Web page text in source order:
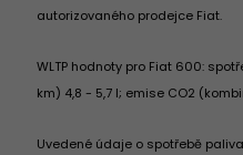
autorizovaného prodejce Fiat.
WLTP hodnoty pro Fiat 600:
km) 4,8 - 5,7 l; emise CO2
Uvedené údaje o spotřebě